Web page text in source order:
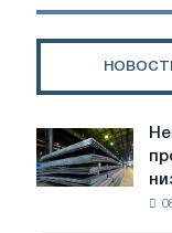
Немецкая
сталелитейная
промышленность
предупреждает: